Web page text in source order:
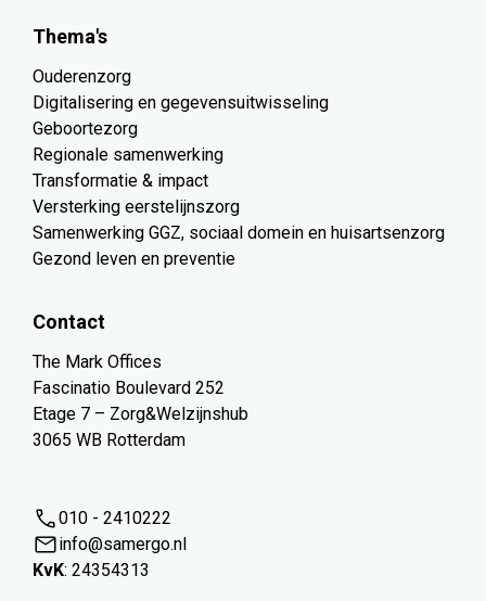
Thema's
Ouderenzorg
Digitalisering en gegevensuitwisseling
Geboortezorg
Regionale samenwerking
Transformatie & impact
Versterking eerstelijnszorg
Samenwerking GGZ, sociaal domein en huisartsenzorg
Gezond leven en preventie
Contact
The Mark Offices
Fascinatio Boulevard 252
Etage 7 – Zorg&Welzijnshub
3065 WB Rotterdam
010 - 2410222
info@samergo.nl
KvK: 24354313